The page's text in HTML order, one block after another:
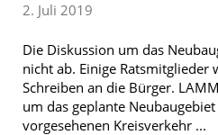
2. Juli 2019
Die Diskussion um das
nicht ab. Einige Ratsmitglieder
Schreiben an die Bürger.
um das geplante
vorgesehenen Kreisverkehr ...